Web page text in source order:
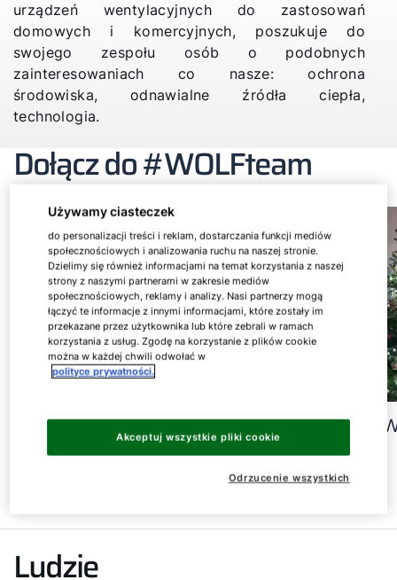
urządzeń wentylacyjnych do zastosowań
domowych i komercyjnych, poszukuje do
swojego zespołu osób o podobnych
zainteresowaniach co nasze: ochrona
środowiska, odnawialne źródła ciepła,
technologia.
Dołącz do #WOLFteam
Wyjazd rowerowy zespołu
Wyjazd rowerowy zespołu
Święta w
Święta w
Ludzie
Używamy ciasteczek
do personalizacji treści i reklam, dostarczania funkcji mediów
społecznościowych i analizowania ruchu na naszej stronie.
Dzielimy się również informacjami na temat korzystania z naszej
strony z naszymi partnerami w zakresie mediów
społecznościowych, reklamy i analizy. Nasi partnerzy mogą
łączyć te informacje z innymi informacjami, które zostały im
przekazane przez użytkownika lub które zebrali w ramach
korzystania z usług. Zgodę na korzystanie z plików cookie
można w każdej chwili odwołać w
polityce prywatności.
Odrzucenie wszystkich
Akceptuj wszystkie pliki cookie